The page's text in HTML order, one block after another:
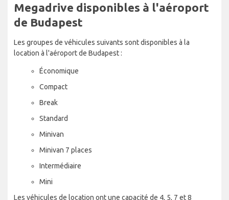
Megadrive disponibles à l'aéroport
de Budapest
Les groupes de véhicules suivants sont disponibles à la
location à l'aéroport de Budapest :
Économique
Compact
Break
Standard
Minivan
Minivan 7 places
Intermédiaire
Mini
Les véhicules de location ont une capacité de 4, 5, 7 et 8